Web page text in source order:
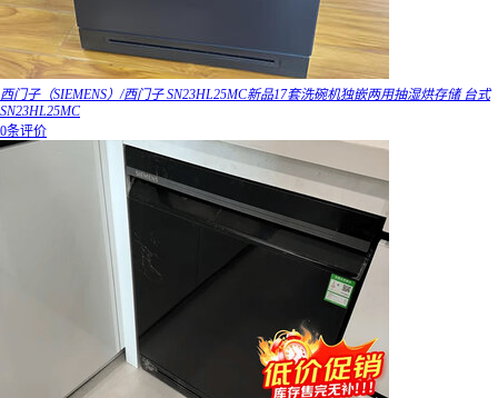
西门子（SIEMENS）/西门子 SN23HL25MC新品17套洗碗机独嵌两用抽湿烘存储 台式
SN23HL25MC
0条评价